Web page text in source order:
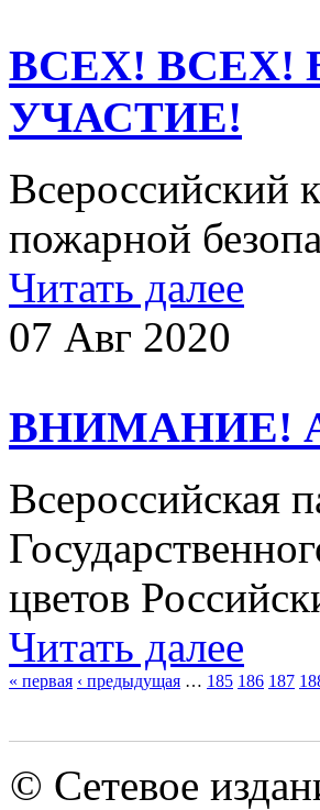
ВСЕХ! ВСЕХ!
УЧАСТИЕ!
Всероссийский
пожарной
Читать далее
07 Авг 2020
ВНИМАНИЕ!
Всероссийская
цветов
Читать далее
« первая ‹ предыдущая … 185 186 187
© Сетевое